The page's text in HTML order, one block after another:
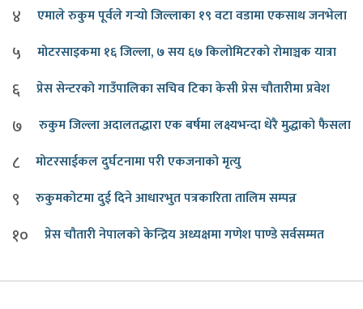
४ एमाले रुकुम पूर्वले गर्‍यो जिल्लाका १९ वटा वडामा एकसाथ जनभेला
५ मोटरसाइकमा १६ जिल्ला, ७ सय ६७ किलोमिटरको रोमाञ्चक यात्रा
६ प्रेस सेन्टरको गाउँपालिका सचिव टिका केसी प्रेस चौतारीमा प्रवेश
७ रुकुम जिल्ला अदालतद्धारा एक बर्षमा लक्ष्यभन्दा धेरै मुद्धाको फैसला
८ मोटरसाईकल दुर्घटनामा परी एकजनाको मृत्यु
९ रुकुमकोटमा दुई दिने आधारभुत पत्रकारिता तालिम सम्पन्न
१० प्रेस चौतारी नेपालको केन्द्रिय अध्यक्षमा गणेश पाण्डे सर्वसम्मत